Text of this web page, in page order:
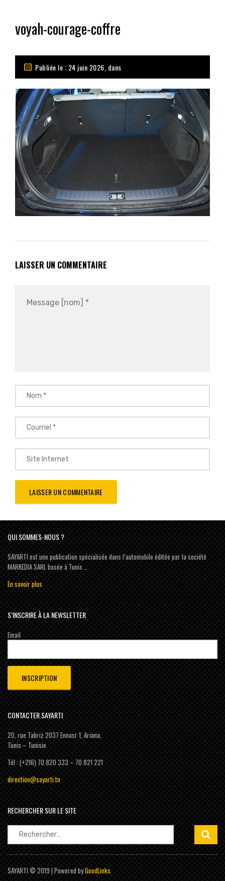
voyah-courage-coffre
Publiée le : 24 juin 2026, dans
LAISSER UN COMMENTAIRE
QUI SOMMES-NOUS ?
SAYARTI est une publication spécialisée dans l’automobile éditée par la société
MARKEDIA SARL basée à Tunis …
En savoir plus
S’INSCRIRE À LA NEWSLETTER
Email
CONTACTER SAYARTI
20, rue Tabriz 2037 Ennasr 1, Ariana,
Tunis – Tunisie
Tél : (+216) 70 820 333 – 70 821 221
direction@sayarti.tn
RECHERCHER SUR LE SITE
Rechercher :
SAYARTI © 2019 | Powered byGoodLinks